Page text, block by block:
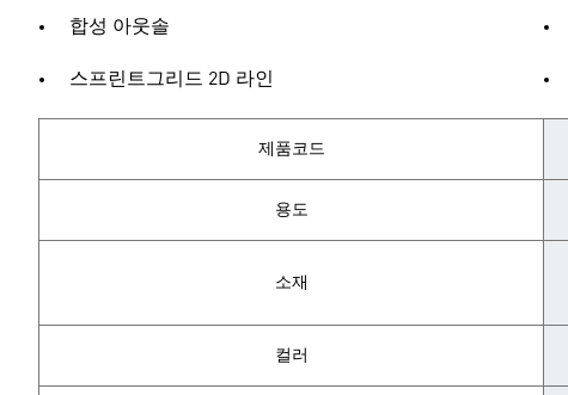
합성 아웃솔
스프린트그리드 2D 라인
제품코드
용도
소재
컬러